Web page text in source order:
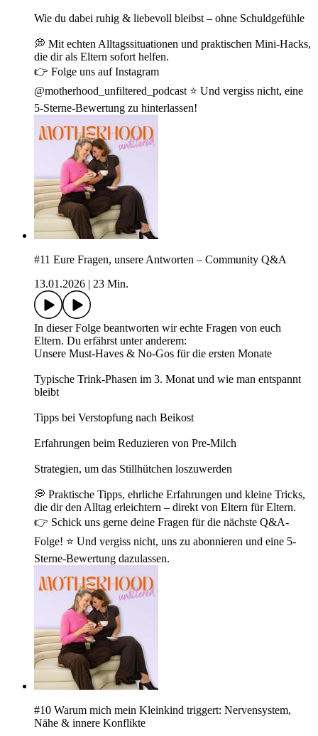
Wie du dabei ruhig & liebevoll bleibst – ohne Schuldgefühle
💭 Mit echten Alltagssituationen und praktischen Mini-Hacks,
die dir als Eltern sofort helfen.
👉 Folge uns auf Instagram
@motherhood_unfiltered_podcast ⭐️ Und vergiss nicht, eine
5-Sterne-Bewertung zu hinterlassen!
#11 Eure Fragen, unsere Antworten – Community Q&A
13.01.2026
23 Min.
In dieser Folge beantworten wir echte Fragen von euch
Eltern. Du erfährst unter anderem:
Unsere Must-Haves & No-Gos für die ersten Monate
Typische Trink-Phasen im 3. Monat und wie man entspannt
bleibt
Tipps bei Verstopfung nach Beikost
Erfahrungen beim Reduzieren von Pre-Milch
Strategien, um das Stillhütchen loszuwerden
💭 Praktische Tipps, ehrliche Erfahrungen und kleine Tricks,
die dir den Alltag erleichtern – direkt von Eltern für Eltern.
👉 Schick uns gerne deine Fragen für die nächste Q&A-
Folge! ⭐️ Und vergiss nicht, uns zu abonnieren und eine 5-
Sterne-Bewertung dazulassen.
#10 Warum mich mein Kleinkind triggert: Nervensystem,
Nähe & innere Konflikte